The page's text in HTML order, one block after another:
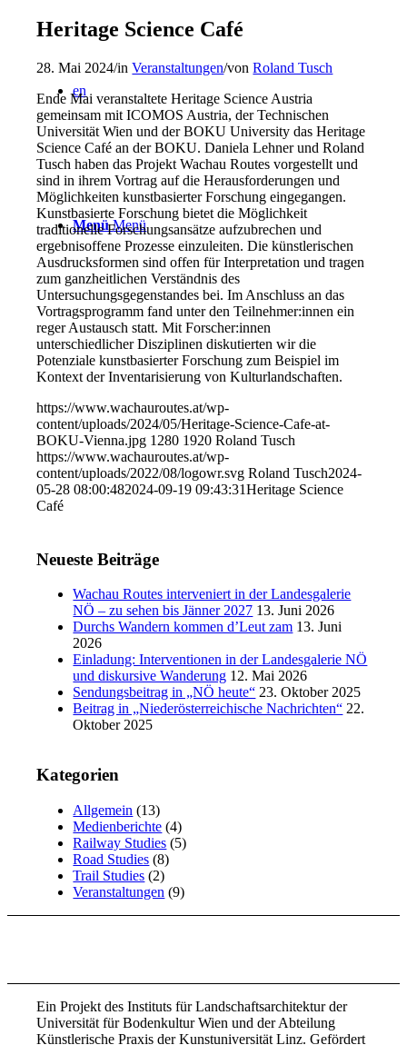
en
Menü Menü
Heritage Science Café
28. Mai 2024/inVeranstaltungen/vonRoland Tusch
Ende Mai veranstaltete Heritage Science Austria
gemeinsam mit ICOMOS Austria, der Technischen
Universität Wien und der BOKU University das Heritage
Science Café an der BOKU. Daniela Lehner und Roland
Tusch haben das Projekt Wachau Routes vorgestellt und
sind in ihrem Vortrag auf die Herausforderungen und
Möglichkeiten kunstbasierter Forschung eingegangen.
Kunstbasierte Forschung bietet die Möglichkeit
traditionelle Forschungsansätze aufzubrechen und
ergebnisoffene Prozesse einzuleiten. Die künstlerischen
Ausdrucksformen sind offen für Interpretation und tragen
zum ganzheitlichen Verständnis des
Untersuchungsgegenstandes bei. Im Anschluss an das
Vortragsprogramm fand unter den Teilnehmer:innen ein
reger Austausch statt. Mit Forscher:innen
unterschiedlicher Disziplinen diskutierten wir die
Potenziale kunstbasierter Forschung zum Beispiel im
Kontext der Inventarisierung von Kulturlandschaften.
https://www.wachauroutes.at/wp-
content/uploads/2024/05/Heritage-Science-Cafe-at-
BOKU-Vienna.jpg 1280 1920 Roland Tusch
https://www.wachauroutes.at/wp-
content/uploads/2022/08/logowr.svg Roland Tusch2024-
05-28 08:00:482024-09-19 09:43:31Heritage Science
Café
Neueste Beiträge
Wachau Routes interveniert in der Landesgalerie
NÖ – zu sehen bis Jänner 2027 13. Juni 2026
Durchs Wandern kommen d’Leut zam 13. Juni
2026
Einladung: Interventionen in der Landesgalerie NÖ
und diskursive Wanderung 12. Mai 2026
Sendungsbeitrag in „NÖ heute“ 23. Oktober 2025
Beitrag in „Niederösterreichische Nachrichten“ 22.
Oktober 2025
Kategorien
Allgemein (13)
Medienberichte (4)
Railway Studies (5)
Road Studies (8)
Trail Studies (2)
Veranstaltungen (9)
Ein Projekt des Instituts für Landschaftsarchitektur der
Universität für Bodenkultur Wien und der Abteilung
Künstlerische Praxis der Kunst­universität Linz. Gefördert